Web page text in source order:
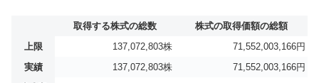
取得する株式の総数
株式の取得価額の総額
上限
137,072,803株
71,552,003,166円
実績
137,072,803株
71,552,003,166円